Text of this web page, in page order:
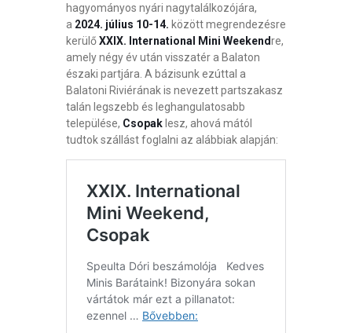
HIRDETÉSEK
KAPCSOLAT
hagyományos nyári nagytalálkozójára,
a 2024. július 10-14. között megrendezésre
kerülőXXIX. International Mini Weekendre,
amely négy év után visszatér a Balaton
északi partjára. A bázisunk ezúttal a
Balatoni Riviérának is nevezett partszakasz
talán legszebb és leghangulatosabb
települése, Csopak lesz, ahová mától
tudtok szállást foglalni az alábbiak alapján: